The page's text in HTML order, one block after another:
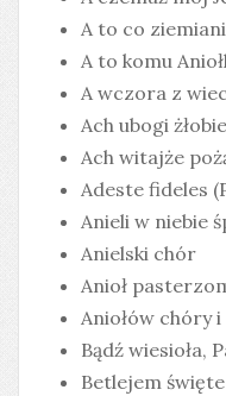
A to co
A to komu
A wczora z
Ach ubogi żłobie
Ach witajże
Adeste fideles
Anieli w niebie
Anielski chór
Anioł
Aniołów chóry
Bądź wiesioła,
Betlejem